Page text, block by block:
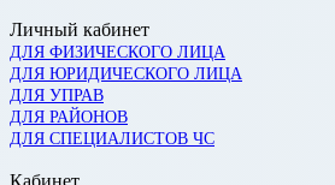
Личный кабинет
ДЛЯ ФИЗИЧЕСКОГО ЛИЦА
ДЛЯ ЮРИДИЧЕСКОГО ЛИЦА
ДЛЯ УПРАВ
ДЛЯ РАЙОНОВ
ДЛЯ СПЕЦИАЛИСТОВ ЧС
Кабинет